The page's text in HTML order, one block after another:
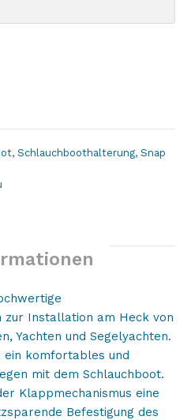
, Schlauchboothalterung, Snap
zur Installation am Heck von
Yachten und Segelyachten.
ein komfortables und
mit dem Schlauchboot.
Klappmechanismus eine
Befestigung des